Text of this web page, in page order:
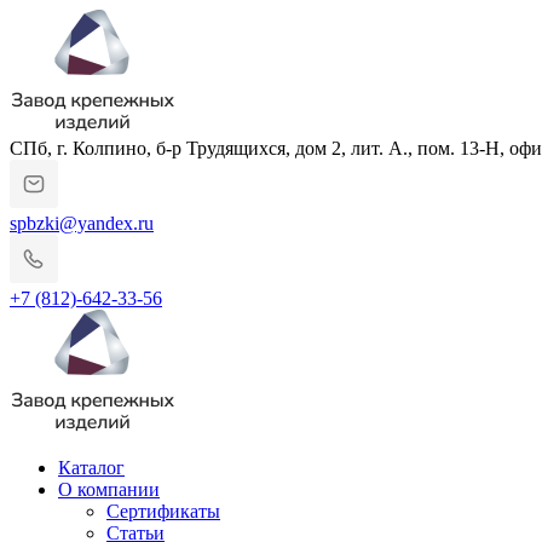
СПб, г. Колпино, б-р Трудящихся, дом 2, лит. А., пом. 13-Н,
spbzki@yandex.ru
+7 (812)-642-33-56
Каталог
О компании
Сертификаты
Статьи